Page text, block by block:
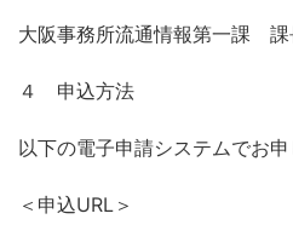
大阪事務所流通情報第一課
４ 申込方法
以下の電子申請システムでお申
＜申込URL＞